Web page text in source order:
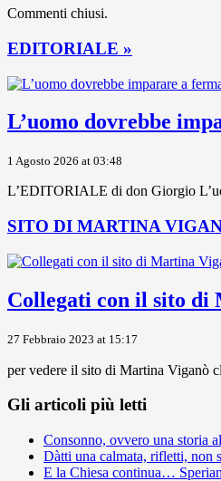
Commenti chiusi.
EDITORIALE »
L’uomo dovrebbe
1 Agosto 2026 at 03:48
L’EDITORIALE di don Giorgio
SITO DI MARTINA
Collegati con il sito di
27 Febbraio 2023 at 15:17
per vedere il sito di Martina Viganò
Gli articoli più letti
Consonno, ovvero una storia
Dàtti una calmata, rifletti, non
E la Chiesa continua…